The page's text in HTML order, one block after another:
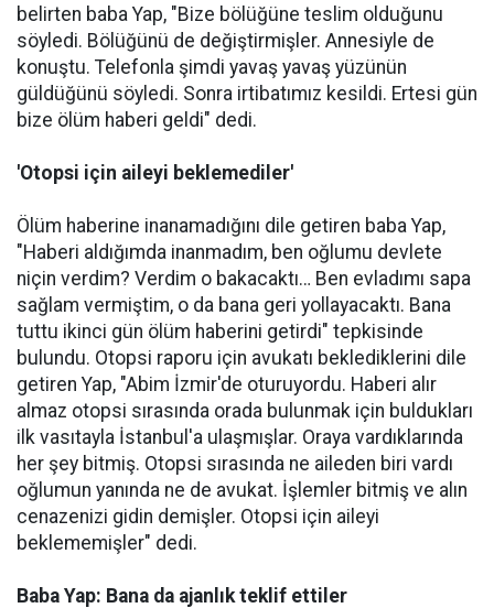
belirten baba Yap, "Bize bölüğüne teslim olduğunu
söyledi. Bölüğünü de değiştirmişler. Annesiyle de
konuştu. Telefonla şimdi yavaş yavaş yüzünün
güldüğünü söyledi. Sonra irtibatımız kesildi. Ertesi gün
bize ölüm haberi geldi" dedi.
'Otopsi için aileyi beklemediler'
Ölüm haberine inanamadığını dile getiren baba Yap,
"Haberi aldığımda inanmadım, ben oğlumu devlete
niçin verdim? Verdim o bakacaktı… Ben evladımı sapa
sağlam vermiştim, o da bana geri yollayacaktı. Bana
tuttu ikinci gün ölüm haberini getirdi" tepkisinde
bulundu. Otopsi raporu için avukatı beklediklerini dile
getiren Yap, "Abim İzmir'de oturuyordu. Haberi alır
almaz otopsi sırasında orada bulunmak için buldukları
ilk vasıtayla İstanbul'a ulaşmışlar. Oraya vardıklarında
her şey bitmiş. Otopsi sırasında ne aileden biri vardı
oğlumun yanında ne de avukat. İşlemler bitmiş ve alın
cenazenizi gidin demişler. Otopsi için aileyi
beklememişler" dedi.
Baba Yap: Bana da ajanlık teklif ettiler